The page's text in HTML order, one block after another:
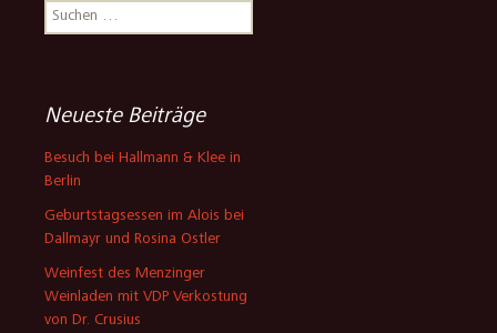
Suchen
nach:
Neueste Beiträge
Besuch bei Hallmann & Klee in
Berlin
Geburtstagsessen im Alois bei
Dallmayr und Rosina Ostler
Weinfest des Menzinger
Weinladen mit VDP Verkostung
von Dr. Crusius